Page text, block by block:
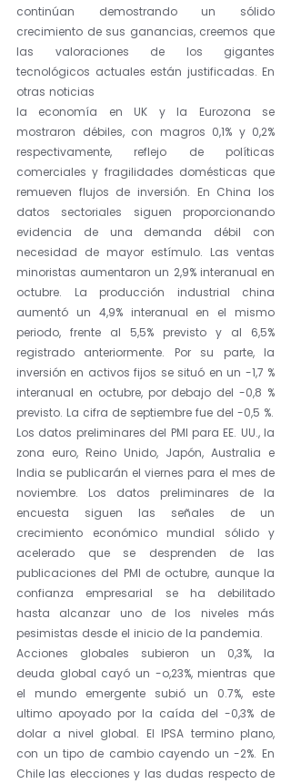
continúan demostrando un sólido
crecimiento de sus ganancias, creemos que
las valoraciones de los gigantes
tecnológicos actuales están justificadas. En
otras noticias
la economía en UK y la Eurozona se
mostraron débiles, con magros 0,1% y 0,2%
respectivamente, reflejo de políticas
comerciales y fragilidades domésticas que
remueven flujos de inversión. En China los
datos sectoriales siguen proporcionando
evidencia de una demanda débil con
necesidad de mayor estímulo. Las ventas
minoristas aumentaron un 2,9% interanual en
octubre. La producción industrial china
aumentó un 4,9% interanual en el mismo
periodo, frente al 5,5% previsto y al 6,5%
registrado anteriormente. Por su parte, la
inversión en activos fijos se situó en un -1,7 %
interanual en octubre, por debajo del -0,8 %
previsto. La cifra de septiembre fue del -0,5 %.
Los datos preliminares del PMI para EE. UU., la
zona euro, Reino Unido, Japón, Australia e
India se publicarán el viernes para el mes de
noviembre. Los datos preliminares de la
encuesta siguen las señales de un
crecimiento económico mundial sólido y
acelerado que se desprenden de las
publicaciones del PMI de octubre, aunque la
confianza empresarial se ha debilitado
hasta alcanzar uno de los niveles más
pesimistas desde el inicio de la pandemia.
Acciones globales subieron un 0,3%, la
deuda global cayó un -o,23%, mientras que
el mundo emergente subió un 0.7%, este
ultimo apoyado por la caída del -0,3% de
dolar a nivel global. El IPSA termino plano,
con un tipo de cambio cayendo un -2%. En
Chile las elecciones y las dudas respecto de